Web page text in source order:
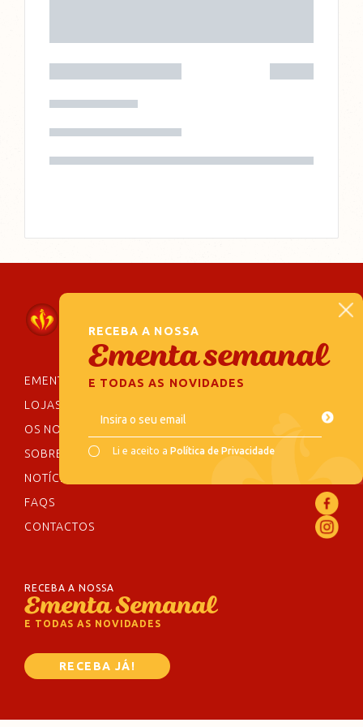
RECEBA A NOSSA
Ementa semanal
E TODAS AS NOVIDADES
Insira o seu email
Li e aceito a Política de Privacidade
EMENTA SEMANAL
LOJAS
OS NOSSOS SABORES
SOBRE NÓS
NOTÍCIAS
FAQS
CONTACTOS
RECEBA A NOSSA
Ementa Semanal
E TODAS AS NOVIDADES
RECEBA JÁ!